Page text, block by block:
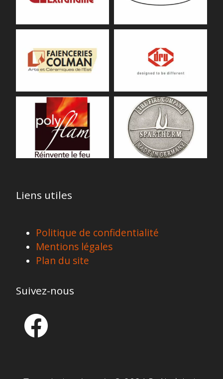
Liens utiles
Politique de confidentialité
Mentions légales
Plan du site
Suivez-nous